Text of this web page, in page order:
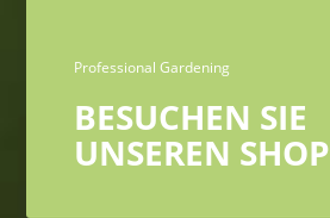
Professional Gardening
BESUCHEN SIE
UNSEREN SHOP